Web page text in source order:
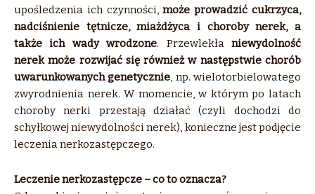
upośledzenia ich czynności,może prowadzić cukrzyca,
nadciśnienie tętnicze, miażdżyca i choroby nerek, a
także ich wady wrodzone. Przewlekłaniewydolność
nerek może rozwijać się również w następstwie chorób
uwarunkowanych genetycznie, np. wielotorbielowatego
zwyrodnienia nerek. W momencie, w którym po latach
choroby nerki przestają działać (czyli dochodzi do
schyłkowej niewydolności nerek), konieczne jest podjęcie
leczenia nerkozastępczego.
Leczenie nerkozastępcze – co to oznacza?